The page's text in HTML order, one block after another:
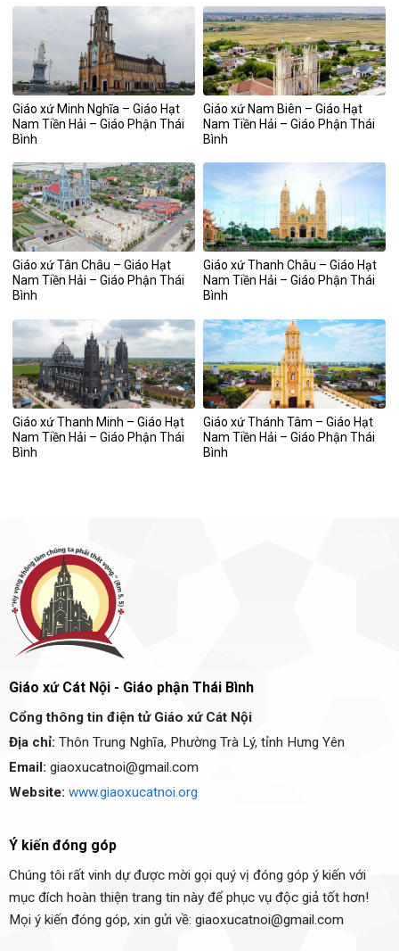
Giáo xứ Minh Nghĩa – Giáo Hạt
Nam Tiền Hải – Giáo Phận Thái
Bình
Giáo xứ Nam Biên – Giáo Hạt
Nam Tiền Hải – Giáo Phận Thái
Bình
Giáo xứ Tân Châu – Giáo Hạt
Nam Tiền Hải – Giáo Phận Thái
Bình
Giáo xứ Thanh Châu – Giáo Hạt
Nam Tiền Hải – Giáo Phận Thái
Bình
Giáo xứ Thanh Minh – Giáo Hạt
Nam Tiền Hải – Giáo Phận Thái
Bình
Giáo xứ Thánh Tâm – Giáo Hạt
Nam Tiền Hải – Giáo Phận Thái
Bình
Giáo xứ Cát Nội - Giáo phận Thái Bình
Cổng thông tin điện tử Giáo xứ Cát Nội
Địa chỉ: Thôn Trung Nghĩa, Phường Trà Lý, tỉnh Hưng Yên
Email: giaoxucatnoi@gmail.com
Website: www.giaoxucatnoi.org
Ý kiến đóng góp
Chúng tôi rất vinh dự được mời gọi quý vị đóng góp ý kiến với
mục đích hoàn thiện trang tin này để phục vụ độc giả tốt hơn!
Mọi ý kiến đóng góp, xin gửi về: giaoxucatnoi@gmail.com